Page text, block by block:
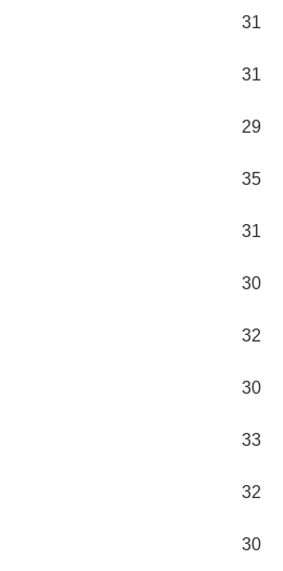
31
31
29
35
31
30
32
30
33
32
30